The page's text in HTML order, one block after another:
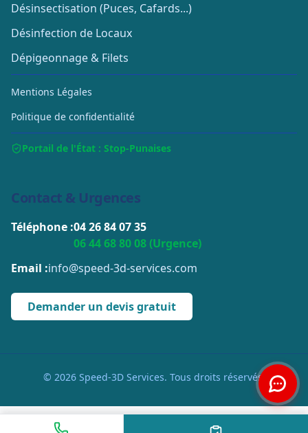
Désinsectisation (Puces, Cafards...)
Désinfection de Locaux
Dépigeonnage & Filets
Mentions Légales
Politique de confidentialité
Portail de l'État : Stop-Punaises
Contact & Urgences
Téléphone :04 26 84 07 35
06 44 68 80 08 (Urgence)
Email :info@speed-3d-services.com
Demander un devis gratuit
© 2026 Speed-3D Services. Tous droits réservés.